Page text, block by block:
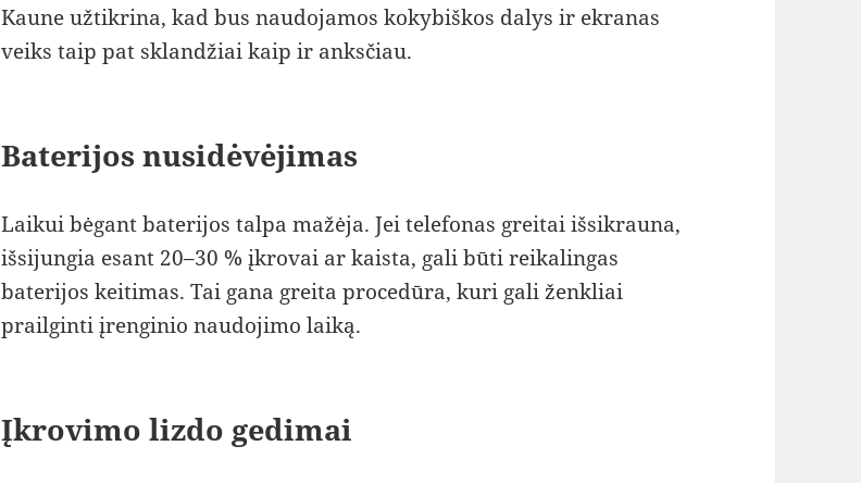
Kaune užtikrina, kad bus naudojamos kokybiškos dalys ir ekranas
veiks taip pat sklandžiai kaip ir anksčiau.
Baterijos nusidėvėjimas
Laikui bėgant baterijos talpa mažėja. Jei telefonas greitai išsikrauna,
išsijungia esant 20–30 % įkrovai ar kaista, gali būti reikalingas
baterijos keitimas. Tai gana greita procedūra, kuri gali ženkliai
prailginti įrenginio naudojimo laiką.
Įkrovimo lizdo gedimai